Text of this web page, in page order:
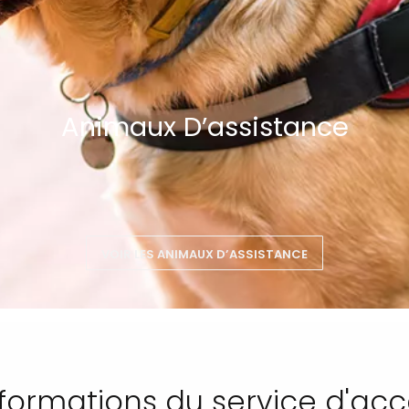
Animaux D’assistance
VOIR LES ANIMAUX D’ASSISTANCE